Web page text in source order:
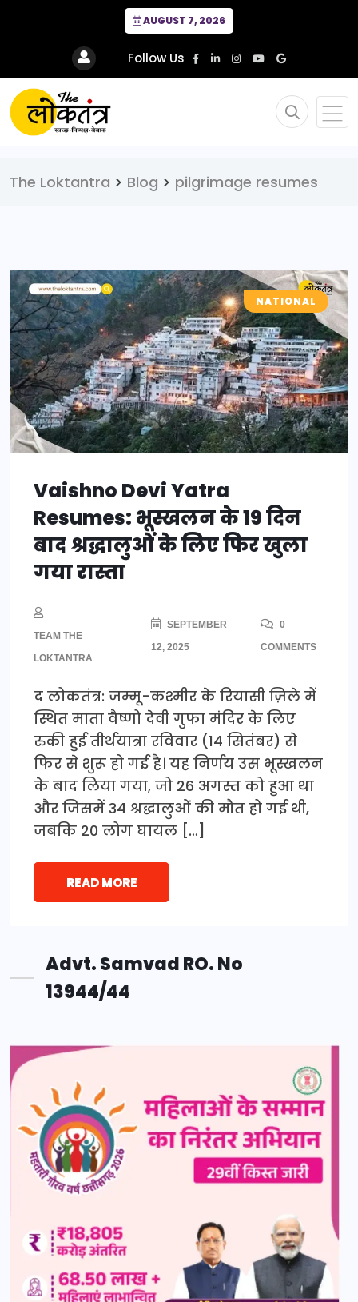
AUGUST 7, 2026
Follow Us
The Loktantra > Blog > pilgrimage resumes
NATIONAL
Vaishno Devi Yatra
Resumes: भूस्खलन के 19 दिन
बाद श्रद्धालुओं के लिए फिर खुला
गया रास्ता
TEAM THE
LOKTANTRA
SEPTEMBER
12, 2025
0
COMMENTS
द लोकतंत्र: जम्मू-कश्मीर के रियासी ज़िले में
स्थित माता वैष्णो देवी गुफा मंदिर के लिए
रुकी हुई तीर्थयात्रा रविवार (14 सितंबर) से
फिर से शुरू हो गई है। यह निर्णय उस भूस्खलन
के बाद लिया गया, जो 26 अगस्त को हुआ था
और जिसमें 34 श्रद्धालुओं की मौत हो गई थी,
जबकि 20 लोग घायल […]
READ MORE
Advt. Samvad RO. No
13944/44